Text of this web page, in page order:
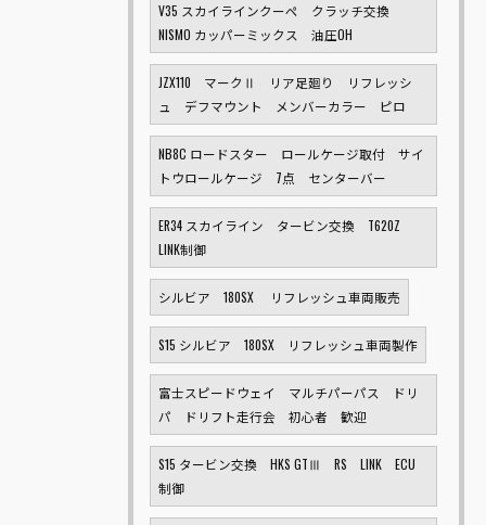
V35 スカイラインクーペ クラッチ交換
NISMO カッパーミックス 油圧OH
JZX110 マークⅡ リア足廻り リフレッシ
ュ デフマウント メンバーカラー ピロ
NB8C ロードスター ロールケージ取付 サイ
トウロールケージ 7点 センターバー
ER34 スカイライン タービン交換 T620Z
LINK制御
シルビア 180SX リフレッシュ車両販売
S15 シルビア 180SX リフレッシュ車両製作
富士スピードウェイ マルチパーパス ドリ
パ ドリフト走行会 初心者 歓迎
S15 タービン交換 HKS GTⅢ RS LINK ECU
制御